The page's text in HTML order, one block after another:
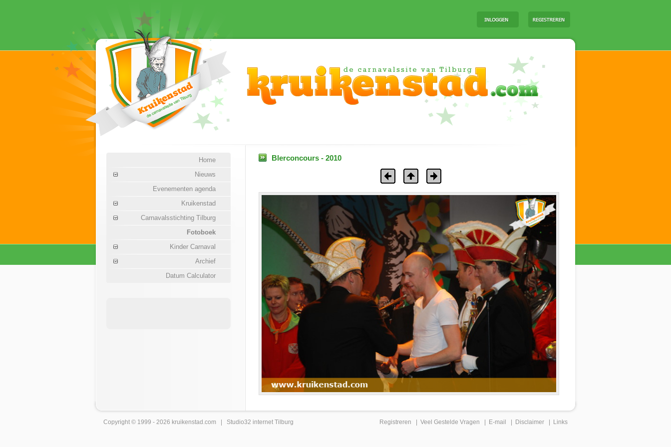
Home
Nieuws
Evenementen agenda
Kruikenstad
Carnavalsstichting Tilburg
Fotoboek
Kinder Carnaval
Archief
Datum Calculator
Blerconcours - 2010
Copyright © 1999 - 2026 kruikenstad .com | Studio32 internet Tilburg Registreren Veel Gestelde Vragen E-mail Disclaimer Links